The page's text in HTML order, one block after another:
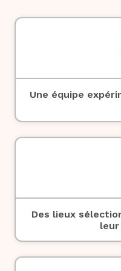
Une équipe
Des lieux